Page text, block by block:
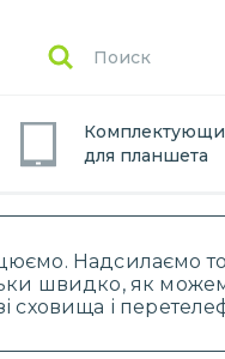
Надсилаємо
швидко, як
сховища і
для планшета